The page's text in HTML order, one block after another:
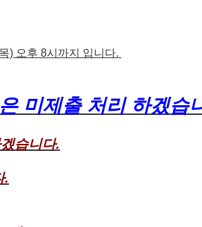
) 오후 8시까지 입니다.
미제출 처리 하겠습
습니다.
.